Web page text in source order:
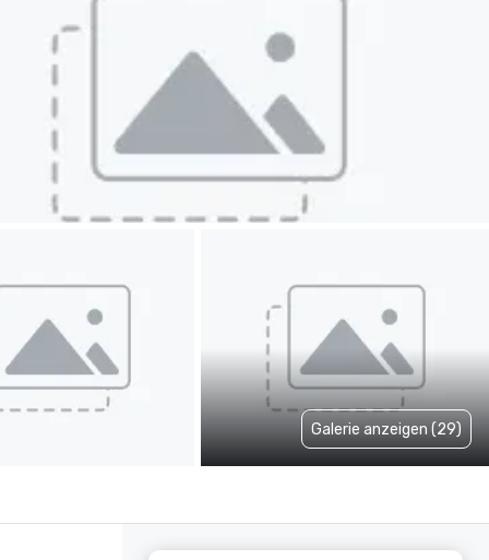
Galerie anzeigen (29)